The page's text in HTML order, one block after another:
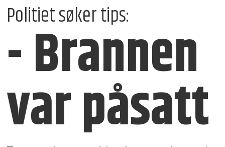
Politiet søker tips:
- Brannen
var påsatt